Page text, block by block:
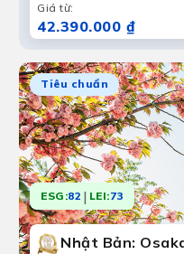
Giá từ:
42.390.000 ₫
Tiêu chuẩn
ESG:82 | LEI:73
Nhật Bản: